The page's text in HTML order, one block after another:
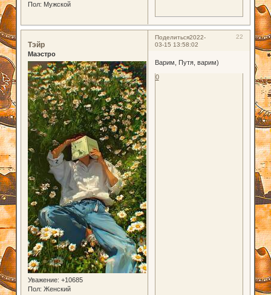
Пол: Мужской
Поделиться 22
2022-
03-15 13:58:02
Тэйр
Маэстро
Уважение: +10685
Пол: Женский
Варим, Путя, варим)
0